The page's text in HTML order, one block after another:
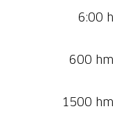
6:00 h
600 hm
1500 hm